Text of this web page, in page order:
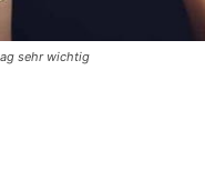
sehr wichtig